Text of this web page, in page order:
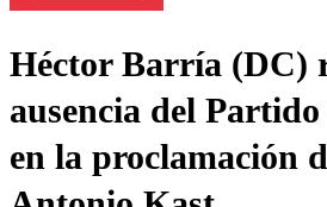
Héctor Barría (DC)
ausencia del
en la proclamación